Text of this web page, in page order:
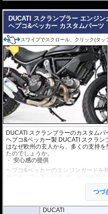
DUCATI スクランブラー エンジン
ヘプコ&ベッカー カスタムパーツ
スワイプでスクロール、クリック(タッ
DUCATI スクランブラーのカスタムパ
ヘプコ&ベッカー製 DUCATI スクラン
はなぜ欧州の玄人から、多くの支持
たのでしょうか。
安心感の提供
ヘプコ&ベッカーのエンジンガードを
放です。立ち転けや転倒、その修理
ヘプコ&ベッカーではツーリングを心
つづ
DUCATI